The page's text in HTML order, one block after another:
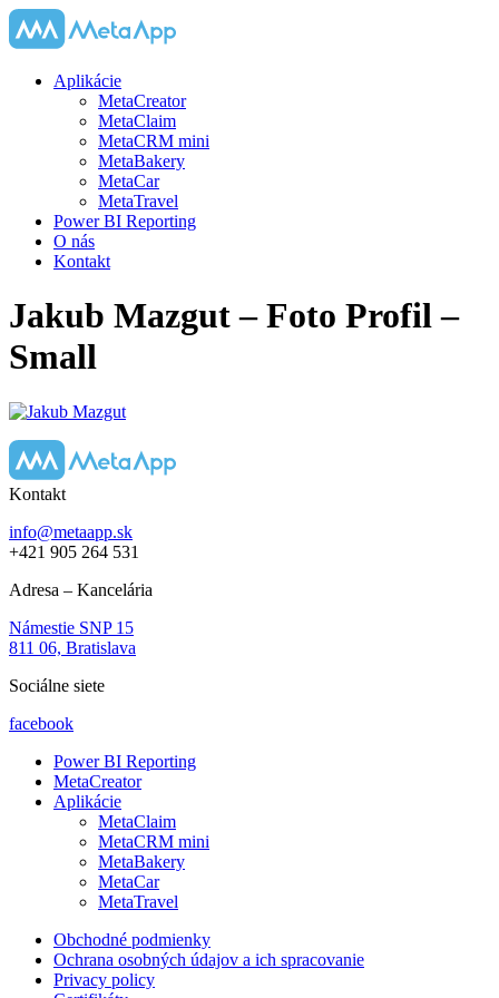
Aplikácie
MetaCreator
MetaClaim
MetaCRM mini
MetaBakery
MetaCar
MetaTravel
Power BI Reporting
O nás
Kontakt
Jakub Mazgut – Foto Profil –
Small
Kontakt
info@metaapp.sk
+421 905 264 531
Adresa – Kancelária
Námestie SNP 15
811 06, Bratislava
Sociálne siete
facebook
Power BI Reporting
MetaCreator
Aplikácie
MetaClaim
MetaCRM mini
MetaBakery
MetaCar
MetaTravel
Obchodné podmienky
Ochrana osobných údajov a ich spracovanie
Privacy policy